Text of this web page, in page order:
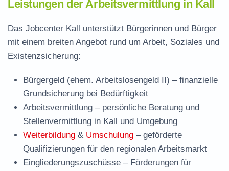
Leistungen der Arbeitsvermittlung in Kall
Das Jobcenter Kall unterstützt Bürgerinnen und Bürger
mit einem breiten Angebot rund um Arbeit, Soziales und
Existenzsicherung:
Bürgergeld (ehem. Arbeitslosengeld II) – finanzielle
Grundsicherung bei Bedürftigkeit
Arbeitsvermittlung – persönliche Beratung und
Stellenvermittlung in Kall und Umgebung
Weiterbildung & Umschulung – geförderte
Qualifizierungen für den regionalen Arbeitsmarkt
Eingliederungszuschüsse – Förderungen für